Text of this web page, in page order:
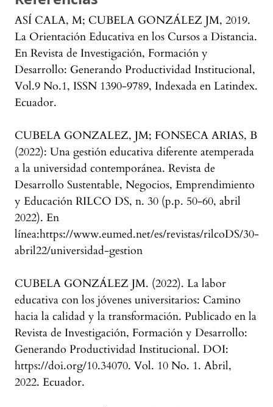
ASÍ CALA, M; CUBELA GONZÁLEZ JM, 2019.
La Orientación Educativa en los Cursos a Distancia.
En Revista de Investigación, Formación y
Desarrollo: Generando Productividad Institucional,
Vol.9 No.1, ISSN 1390-9789, Indexada en Latindex.
Ecuador.
CUBELA GONZALEZ, JM; FONSECA ARIAS, B
(2022): Una gestión educativa diferente atemperada
a la universidad contemporánea. Revista de
Desarrollo Sustentable, Negocios, Emprendimiento
y Educación RILCO DS, n. 30 (p.p. 50-60, abril
2022). En
línea:https://www.eumed.net/es/revistas/rilcoDS/30-
abril22/universidad-gestion
CUBELA GONZÁLEZ JM. (2022). La labor
educativa con los jóvenes universitarios: Camino
hacia la calidad y la transformación. Publicado en la
Revista de Investigación, Formación y Desarrollo:
Generando Productividad Institucional. DOI:
https://doi.org/10.34070. Vol. 10 No. 1. Abril,
2022. Ecuador.